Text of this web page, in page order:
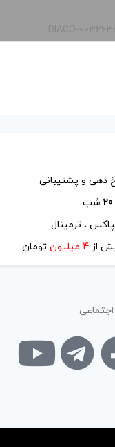
دهی و پشتیبانی
20شب
، ترمینال
از 4 میلیون تومان